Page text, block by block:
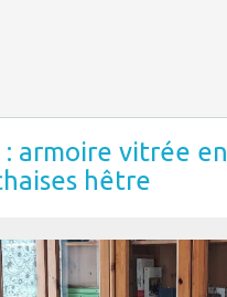
armoire vitrée en
hêtre